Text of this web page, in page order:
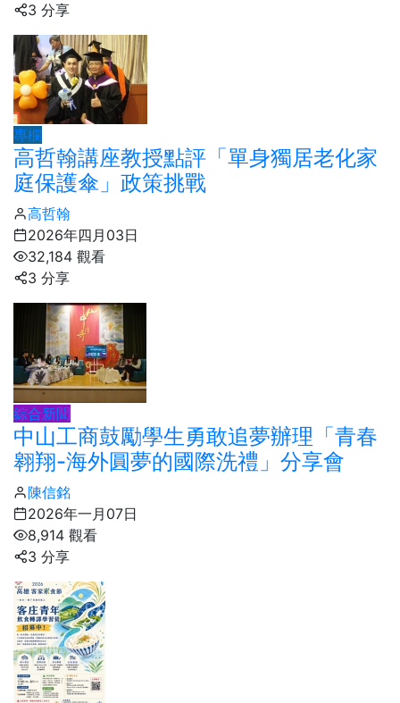
3 分享
專欄
高哲翰講座教授點評「單身獨居老化家
庭保護傘」政策挑戰
高哲翰
2026年四月03日
32,184 觀看
3 分享
綜合新聞
中山工商鼓勵學生勇敢追夢辦理「青春
翱翔-海外圓夢的國際洗禮」分享會
陳信銘
2026年一月07日
8,914 觀看
3 分享